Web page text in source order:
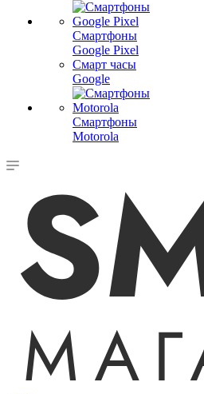
Смартфоны
Google Pixel
Смарт часы
Google
Смартфоны
Motorola